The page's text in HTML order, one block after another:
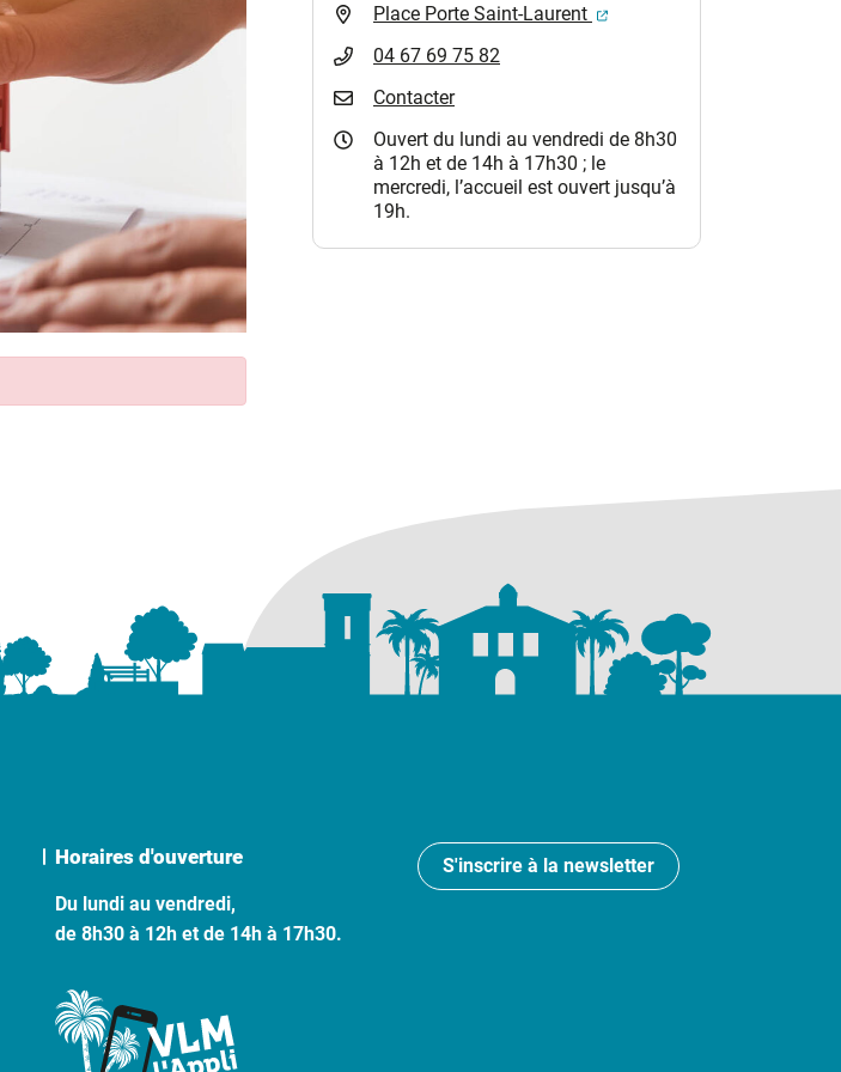
Place Porte Saint-Laurent
(ouverture dans un nouvel
04 67 69 75 82
Contacter
Ouvert du lundi au vendredi de 8h30
à 12h et de 14h à 17h30 ; le
mercredi, l’accueil est ouvert jusqu’à
19h.
Horaires d'ouverture
Du lundi au vendredi,
de 8h30 à 12h et de 14h à 17h30.
S'inscrire à la newsletter